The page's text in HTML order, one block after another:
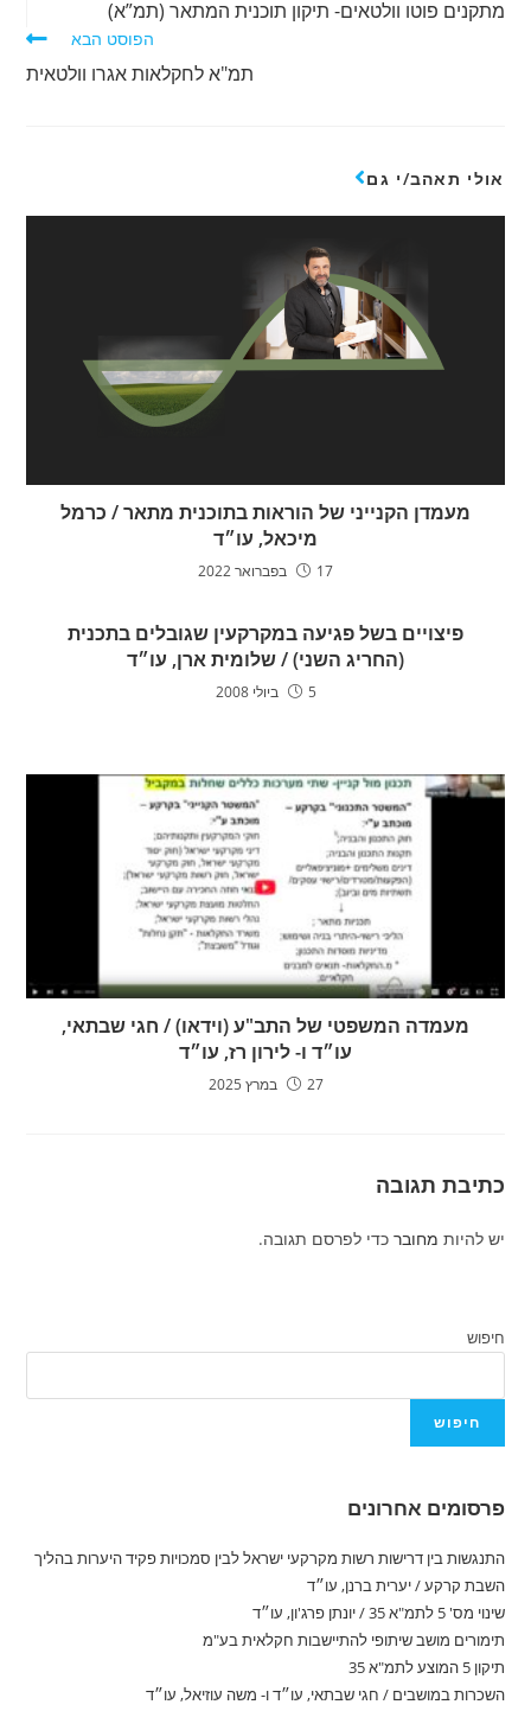
מתקנים פוטו וולטאים- תיקון תוכנית המתאר (תמ”א)
הפוסט הבא
תמ"א לחקלאות אגרו וולטאית
אולי תאהב/י גם
מעמדן הקנייני של הוראות בתוכנית מתאר / כרמל
מיכאל, עו״ד
17 בפברואר 2022
פיצויים בשל פגיעה במקרקעין שגובלים בתכנית
(החריג השני) / שלומית ארן, עו״ד
5 ביולי 2008
מעמדה המשפטי של התב"ע (וידאו) / חגי שבתאי,
עו״ד ו- לירון רז, עו״ד
27 במרץ 2025
כתיבת תגובה
יש להיות מחובר כדי לפרסם תגובה.
חיפוש
חיפוש
פרסומים אחרונים
התנגשות בין דרישות רשות מקרקעי ישראל לבין סמכויות פקיד היערות בהליך
השבת קרקע / יערית ברנן, עו״ד​
שינוי מס' 5 לתמ"א 35 / יונתן פרג'ון, עו״ד
תימורים מושב שיתופי להתיישבות חקלאית בע"מ
תיקון 5 המוצע לתמ"א 35
השכרות במושבים / חגי שבתאי, עו״ד ו- משה עוזיאל, עו״ד